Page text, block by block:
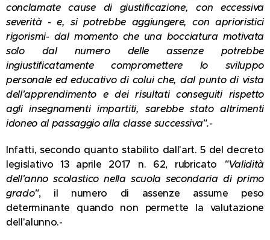
conclamate cause di giustificazione, con eccessiva
severità - e, si potrebbe aggiungere, con aprioristici
rigorismi- dal momento che una bocciatura motivata
solo dal numero delle assenze potrebbe
ingiustificatamente compromettere lo sviluppo
personale ed educativo di colui che, dal punto di vista
dell'apprendimento e dei risultati conseguiti rispetto
agli insegnamenti impartiti, sarebbe stato altrimenti
idoneo al passaggio alla classe successiva".-
Infatti, secondo quanto stabilito dall'art. 5 del decreto
legislativo 13 aprile 2017 n. 62, rubricato "Validità
dell'anno scolastico nella scuola secondaria di primo
grado", il numero di assenze assume peso
determinante quando non permette la valutazione
dell'alunno.-